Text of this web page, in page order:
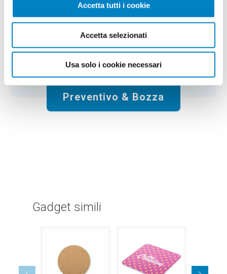
Accetta tutti i cookie
Accetta selezionati
Usa solo i cookie necessari
Il prezzo include la stampa:Quadricromia.
Spese di spedizione:
€94.00
Preventivo & Bozza
Gadget simili